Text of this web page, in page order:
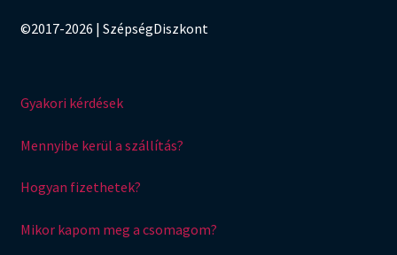
©2017-2026 | SzépségDiszkont
Gyakori kérdések
Mennyibe kerül a szállítás?
Hogyan fizethetek?
Mikor kapom meg a csomagom?